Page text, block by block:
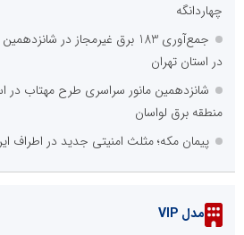
چهاردانگه
جمع‌آوری 183 برق غیرمجاز در
در استان تهران
شانزدهمین مانور سراسری طرح مهتاب در
منطقه برق لواسان
پیمان مکه؛ مثلث امنیتی جدید در اطراف
مدل VIP